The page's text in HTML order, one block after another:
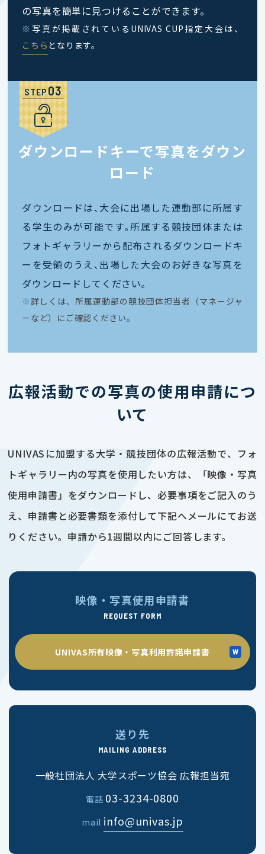
の写真を簡単に見つけることができます。
※ 写真が掲載されているUNIVAS CUP指定大会は、
こちら となります。
STEP
ダウンロードキーで写真をダウン
ロード
ダウンロードは､大会に出場した運動部に所属す
る学生のみが可能です｡所属する競技団体または
フォトギャラリーから配布されるダウンロードキ
ーを受領のうえ､出場した大会のお好きな写真を
ダウンロードしてください｡
※ 詳しくは、所属運動部の競技団体担当者（マネージャ
ーなど）にご確認ください。
広報活動での写真の使用申請につ
いて
UNIVASに加盟する大学・競技団体の広報活動で、フォ
トギャラリー内の写真を使用したい方は、「映像・写真
使用申請書」をダウンロードし、必要事項をご記入のう
え、申請書と必要書類を添付して下記へメールにてお送
りください。申請から1週間以内にご回答します。
映像・写真使用申請書
REQUEST FORM
UNIVAS所有映像・写真利用許諾申請書
送り先
MAILING ADDRESS
一般社団法人 大学スポーツ協会 広報担当宛
電話 03-3234-0800
mail info@univas.jp